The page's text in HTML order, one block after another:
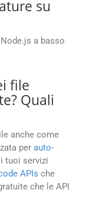
su
a basso
file
Quali
anche come
per auto-
tuoi servizi
APIs che
che le API